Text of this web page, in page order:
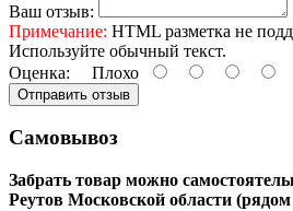
Ваш отзыв:
Примечание: HTML разметка не
Используйте обычный текст.
Оценка: Плохо
Отправить отзыв
Самовывоз
Забрать товар можно
Реутов Московской области